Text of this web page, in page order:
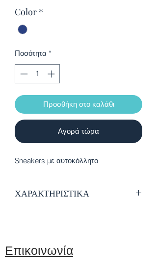
Color *
Ποσότητα *
Προσθήκη στο καλάθι
Αγορά τώρα
Sneakers με αυτοκόλλητο
ΧΑΡΑΚΤΗΡΙΣΤΙΚΑ
Ελαστικό κορδόνι και αυτοκόλλητο
Αντιολισθητική σόλα τεχνολογίας
Επικοινωνία